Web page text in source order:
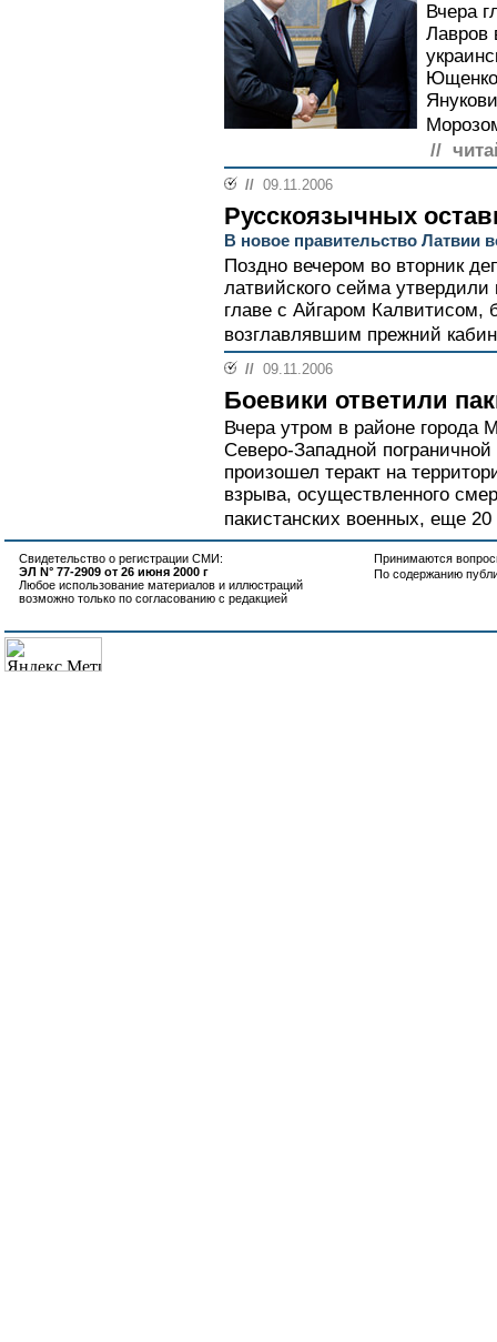
Вчера
Лавров
//
// 09.11.2006
Русскоязычных
В новое правительство Латвии
Поздно вечером во вторник
латвийского сейма
главе с Айгаром Калвитисом,
возглавлявшим прежний
// 09.11.2006
Боевики ответили
Вчера утром в районе города
Северо-Западной
произошел теракт на
взрыва, осуществленного
пакистанских военных, еще
Свидетельство о регистрации СМИ:
ЭЛ N° 77-2909 от 26 июня 2000 г
Любое использование материалов и иллюстраций
возможно только по согласованию с редакцией
Принимаются
По содержанию